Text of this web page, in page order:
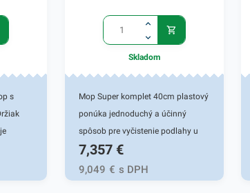
s
a
Skladom
Mop Super komplet 40cm plastový
ponúka jednoduchý a účinný
spôsob pre vyčistenie podlahy u
vás doma či v práci. Tento mop
disponuje šírkou 40 cm. Kapsové
mopy majú na zadnej strane
7,357 €
9,049 € s DPH